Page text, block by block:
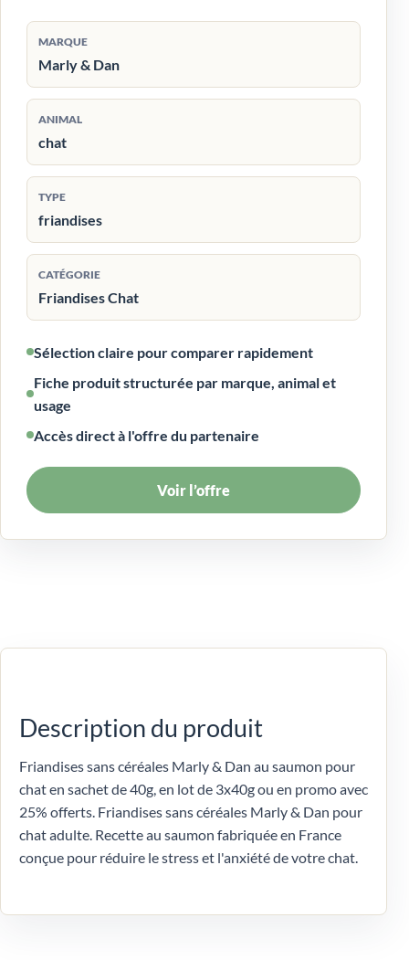
MARQUE
Marly & Dan
ANIMAL
chat
TYPE
friandises
CATÉGORIE
Friandises Chat
Sélection claire pour comparer rapidement
Fiche produit structurée par marque, animal et
usage
Accès direct à l'offre du partenaire
Voir l’offre
Description du produit
Friandises sans céréales Marly & Dan au saumon pour
chat en sachet de 40g, en lot de 3x40g ou en promo avec
25% offerts. Friandises sans céréales Marly & Dan pour
chat adulte. Recette au saumon fabriquée en France
conçue pour réduire le stress et l'anxiété de votre chat.